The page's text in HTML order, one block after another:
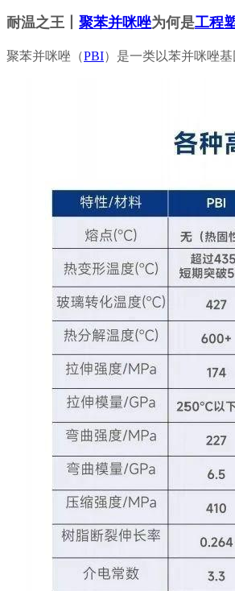
耐温之王丨 聚苯并咪唑为何是工程
聚苯并咪唑（PBI）是一类以苯并咪唑